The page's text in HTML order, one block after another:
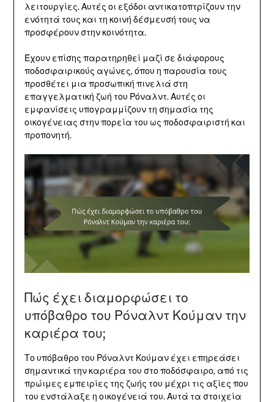
λειτουργίες. Αυτές οι εξόδοι αντικατοπτρίζουν την
ενότητά τους και τη κοινή δέσμευσή τους να
προσφέρουν στην κοινότητα.
Έχουν επίσης παρατηρηθεί μαζί σε διάφορους
ποδοσφαιρικούς αγώνες, όπου η παρουσία τους
προσθέτει μια προσωπική πινελιά στη
επαγγελματική ζωή του Ρόναλντ. Αυτές οι
εμφανίσεις υπογραμμίζουν τη σημασία της
οικογένειας στην πορεία του ως ποδοσφαιριστή και
προπονητή.
Πώς έχει διαμορφώσει το
υπόβαθρο του Ρόναλντ Κούμαν την
καριέρα του;
Το υπόβαθρο του Ρόναλντ Κούμαν έχει επηρεάσει
σημαντικά την καριέρα του στο ποδόσφαιρο, από τις
πρώιμες εμπειρίες της ζωής του μέχρι τις αξίες που
του ενστάλαξε η οικογένειά του. Αυτά τα στοιχεία